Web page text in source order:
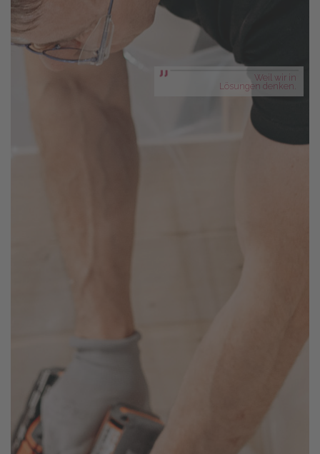
Weil wir in
Lösungen denken.